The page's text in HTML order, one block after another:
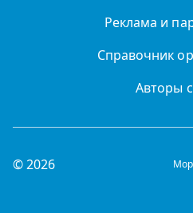
Реклама и
Справочник
Авторы
© 2026